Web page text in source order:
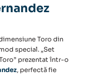
Toro din
special. „Set
prezentat într-o
, perfectă fie